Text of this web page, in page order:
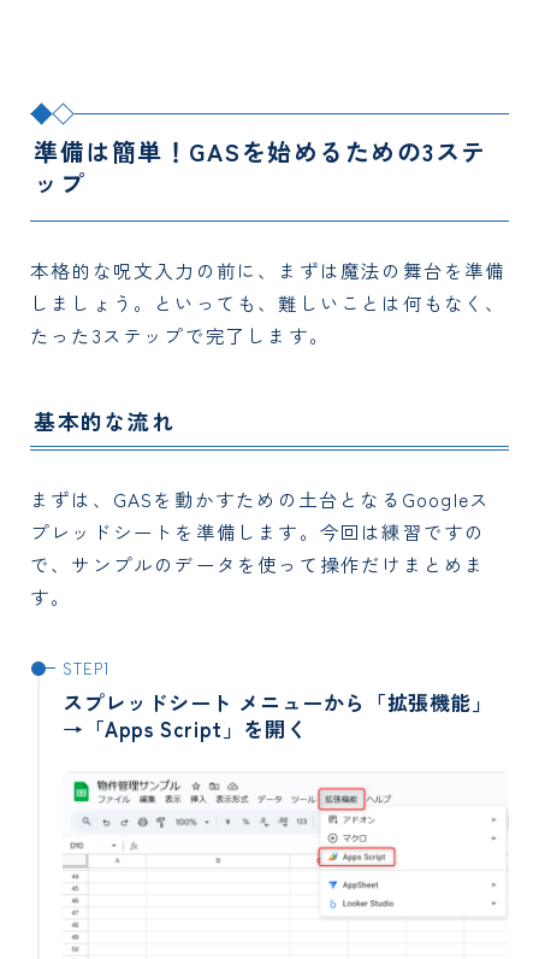
準備は簡単！GASを始めるための3ステ
ップ
本格的な呪文入力の前に、まずは魔法の舞台を準備
しましょう。といっても、難しいことは何もなく、
たった3ステップで完了します。
基本的な流れ
まずは、GASを動かすための土台となるGoogleス
プレッドシートを準備します。今回は練習ですの
で、サンプルのデータを使って操作だけまとめま
す。
スプレッドシート メニューから「拡張機能」
→「Apps Script」を開く